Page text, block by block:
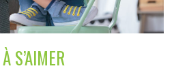
S’AIMER